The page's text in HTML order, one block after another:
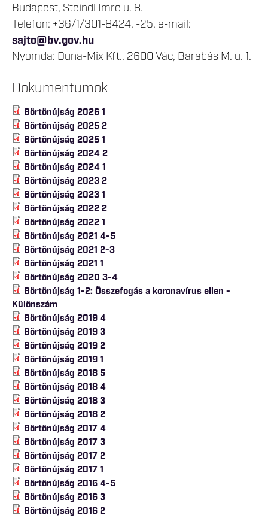
Budapest, Steindl Imre u. 8.
Telefon: +36/1/301-8424, -25, e-mail:
sajto@bv.gov.hu
Nyomda: Duna-Mix Kft., 2600 Vác, Barabás M. u. 1.
Dokumentumok
Börtönújság 2026 1
Börtönújság 2025 2
Börtönújság 2025 1
Börtönújság 2024 2
Börtönújság 2024 1
Börtönújság 2023 2
Börtönújság 2023 1
Börtönújság 2022 2
Börtönújság 2022 1
Börtönújság 2021 4-5
Börtönújság 2021 2-3
Börtönújság 2021 1
Börtönújság 2020 3-4
Börtönújság 1-2: Összefogás a koronavírus ellen -
Különszám
Börtönújság 2019 4
Börtönújság 2019 3
Börtönújság 2019 2
Börtönújság 2019 1
Börtönújság 2018 5
Börtönújság 2018 4
Börtönújság 2018 3
Börtönújság 2018 2
Börtönújság 2017 4
Börtönújság 2017 3
Börtönújság 2017 2
Börtönújság 2017 1
Börtönújság 2016 4-5
Börtönújság 2016 3
Börtönújság 2016 2